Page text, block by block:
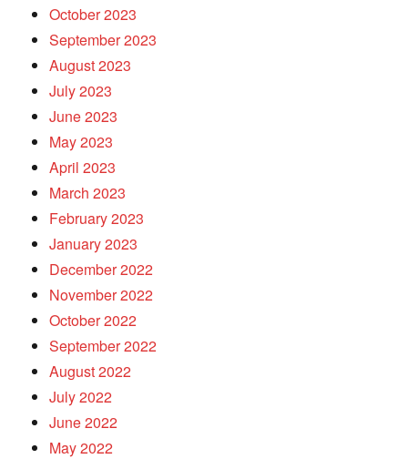
October 2023
September 2023
August 2023
July 2023
June 2023
May 2023
April 2023
March 2023
February 2023
January 2023
December 2022
November 2022
October 2022
September 2022
August 2022
July 2022
June 2022
May 2022